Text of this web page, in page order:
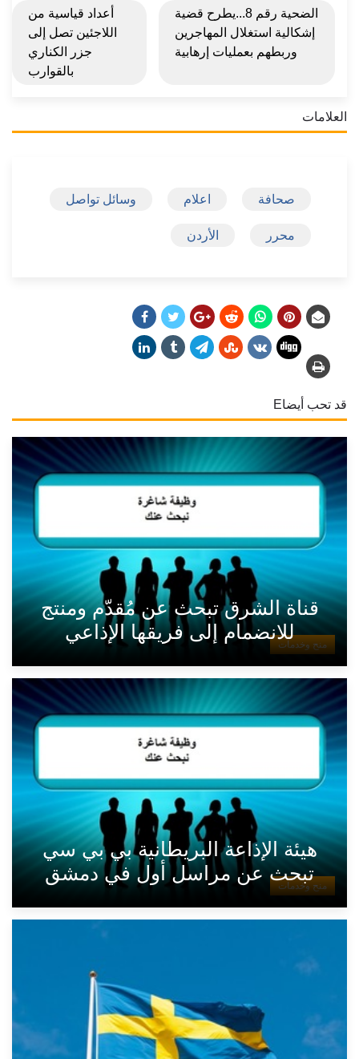
الضحية رقم 8...يطرح قضية
إشكالية استغلال المهاجرين
وربطهم بعمليات إرهابية
أعداد قياسية من
اللاجئين تصل إلى
جزر الكناري
بالقوارب
العلامات
صحافة اعلام وسائل تواصل
محرر الأردن
قد تحب أيضاE
منح وخدمات
قناة الشرق تبحث عن مُقدّم ومنتج
للانضمام إلى فريقها الإذاعي
منح وخدمات
هيئة الإذاعة البريطانية بي بي سي
تبحث عن مراسل أول في دمشق